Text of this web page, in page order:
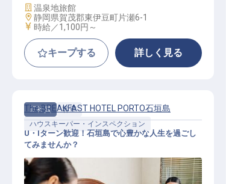
施設業態
温泉地旅館
勤務地
静岡県賀茂郡東伊豆町片瀬6-1
給与
時給／1,100円～
キープする 詳しく見る
正社員
客室
ハウスキーパー・インスペクション
The BREAKFAST HOTEL PORTO石垣島
U・Iターン歓迎！石垣島で心豊かな人生を過ごし
てみませんか？